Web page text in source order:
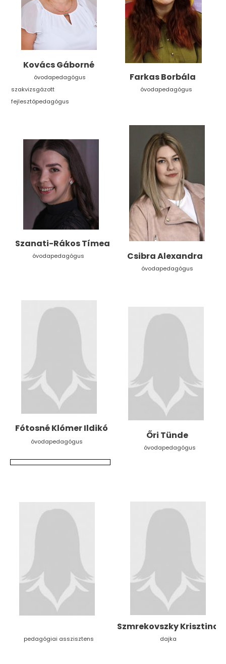
Kovács Gáborné
óvodapedagógus
szakvizsgázott
fejlesztőpedagógus
Farkas Borbála
óvodapedagógus
Szanati-Rákos Tímea
óvodapedagógus Csibra Alexandra
óvodapedagógus
Fótosné Klómer Ildikó
óvodapedagógus
Őri Tünde
óvodapedagógus
pedagógiai asszisztens
Szmrekovszky Krisztina
dajka